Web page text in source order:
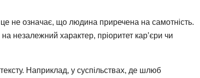
не означає, що людина приречена на самотність.
незалежний характер, пріоритет кар’єри чи
Наприклад, у суспільствах, де шлюб